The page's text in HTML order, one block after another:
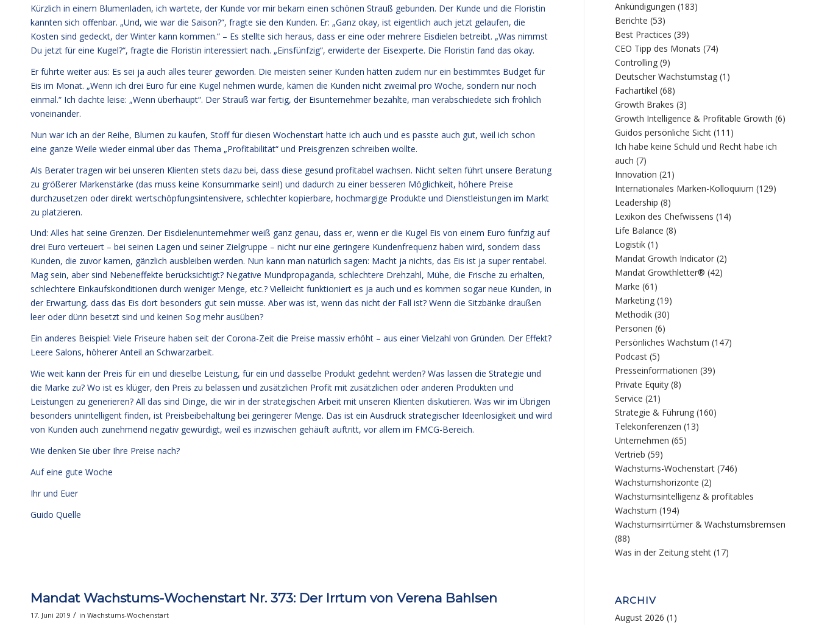
Kürzlich in einem Blumenladen, ich wartete, der Kunde vor mir bekam einen schönen Strauß gebunden. Der Kunde und die Floristin
kannten sich offenbar. „Und, wie war die Saison?“, fragte sie den Kunden. Er: „Ganz okay, ist eigentlich auch jetzt gelaufen, die
Kosten sind gedeckt, der Winter kann kommen.“ – Es stellte sich heraus, dass er eine oder mehrere Eisdielen betreibt. „Was nimmst
Du jetzt für eine Kugel?“, fragte die Floristin interessiert nach. „Einsfünfzig“, erwiderte der Eisexperte. Die Floristin fand das okay.
Er führte weiter aus: Es sei ja auch alles teurer geworden. Die meisten seiner Kunden hätten zudem nur ein bestimmtes Budget für
Eis im Monat. „Wenn ich drei Euro für eine Kugel nehmen würde, kämen die Kunden nicht zweimal pro Woche, sondern nur noch
einmal.“ Ich dachte leise: „Wenn überhaupt“. Der Strauß war fertig, der Eisunternehmer bezahlte, man verabschiedete sich fröhlich
voneinander.
Nun war ich an der Reihe, Blumen zu kaufen, Stoff für diesen Wochenstart hatte ich auch und es passte auch gut, weil ich schon
eine ganze Weile wieder einmal über das Thema „Profitabilität“ und Preisgrenzen schreiben wollte.
Als Berater tragen wir bei unseren Klienten stets dazu bei, dass diese gesund profitabel wachsen. Nicht selten führt unsere Beratung
zu größerer Markenstärke (das muss keine Konsummarke sein!) und dadurch zu einer besseren Möglichkeit, höhere Preise
durchzusetzen oder direkt wertschöpfungsintensivere, schlechter kopierbare, hochmargige Produkte und Dienstleistungen im Markt
zu platzieren.
Und: Alles hat seine Grenzen. Der Eisdielenunternehmer weiß ganz genau, dass er, wenn er die Kugel Eis von einem Euro fünfzig auf
drei Euro verteuert – bei seinen Lagen und seiner Zielgruppe – nicht nur eine geringere Kundenfrequenz haben wird, sondern dass
Kunden, die zuvor kamen, gänzlich ausbleiben werden. Nun kann man natürlich sagen: Macht ja nichts, das Eis ist ja super rentabel.
Mag sein, aber sind Nebeneffekte berücksichtigt? Negative Mundpropaganda, schlechtere Drehzahl, Mühe, die Frische zu erhalten,
schlechtere Einkaufskonditionen durch weniger Menge, etc.? Vielleicht funktioniert es ja auch und es kommen sogar neue Kunden, in
der Erwartung, dass das Eis dort besonders gut sein müsse. Aber was ist, wenn das nicht der Fall ist? Wenn die Sitzbänke draußen
leer oder dünn besetzt sind und keinen Sog mehr ausüben?
Ein anderes Beispiel: Viele Friseure haben seit der Corona-Zeit die Preise massiv erhöht – aus einer Vielzahl von Gründen. Der Effekt?
Leere Salons, höherer Anteil an Schwarzarbeit.
Wie weit kann der Preis für ein und dieselbe Leistung, für ein und dasselbe Produkt gedehnt werden? Was lassen die Strategie und
die Marke zu? Wo ist es klüger, den Preis zu belassen und zusätzlichen Profit mit zusätzlichen oder anderen Produkten und
Leistungen zu generieren? All das sind Dinge, die wir in der strategischen Arbeit mit unseren Klienten diskutieren. Was wir im Übrigen
besonders unintelligent finden, ist Preisbeibehaltung bei geringerer Menge. Das ist ein Ausdruck strategischer Ideenlosigkeit und wird
von Kunden auch zunehmend negativ gewürdigt, weil es inzwischen gehäuft auftritt, vor allem im FMCG-Bereich.
Wie denken Sie über Ihre Preise nach?
Auf eine gute Woche
Ihr und Euer
Guido Quelle
Mandat Wachstums-Wochenstart Nr. 373: Der Irrtum von Verena Bahlsen
17. Juni 2019 / in Wachstums-Wochenstart
Ankündigungen (183)
Berichte (53)
Best Practices (39)
CEO Tipp des Monats (74)
Controlling (9)
Deutscher Wachstumstag (1)
Fachartikel (68)
Growth Brakes (3)
Growth Intelligence & Profitable Growth (6)
Guidos persönliche Sicht (111)
Ich habe keine Schuld und Recht habe ich
auch (7)
Innovation (21)
Internationales Marken-Kolloquium (129)
Leadership (8)
Lexikon des Chefwissens (14)
Life Balance (8)
Logistik (1)
Mandat Growth Indicator (2)
Mandat Growthletter® (42)
Marke (61)
Marketing (19)
Methodik (30)
Personen (6)
Persönliches Wachstum (147)
Podcast (5)
Presseinformationen (39)
Private Equity (8)
Service (21)
Strategie & Führung (160)
Telekonferenzen (13)
Unternehmen (65)
Vertrieb (59)
Wachstums-Wochenstart (746)
Wachstumshorizonte (2)
Wachstumsintelligenz & profitables
Wachstum (194)
Wachstumsirrtümer & Wachstumsbremsen
(88)
Was in der Zeitung steht (17)
ARCHIV
August 2026 (1)